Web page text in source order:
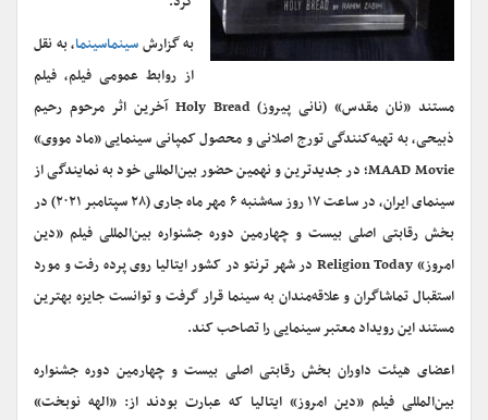
به گزارشسینماسینما، به نقل
از روابط عمومی فیلم، فیلم
مستند «نان مقدس» (نانی پیروز)Holy Bread آخرین اثر مرحوم رحیم
ذبیحی، به تهیه‌کنندگی تورج اصلانی و محصول کمپانی سینمایی «ماد مووی»
MAAD Movie؛ در جدیدترین و نهمین حضور بین‌المللی خود به نمایندگی از
سینمای ایران، در ساعت ۱۷ روز سه‌شنبه ۶ مهر ماه جاری (۲۸ سپتامبر ۲۰۲۱) در
بخش رقابتی اصلی بیست و چهارمین دوره جشنواره بین‌المللی فیلم «‌دین
امروز»Religion Today در شهر ترنتو در کشور ایتالیا روی پرده رفت و مورد
استقبال تماشاگران و علاقه‌مندان به سینما قرار گرفت و توانست جایزه بهترین
مستند این رویداد معتبر سینمایی را تصاحب کند.
اعضای هیئت داوران بخش رقابتی اصلی بیست و چهارمین دوره جشنواره
بین‌المللی فیلم «‌دین امروز» ایتالیا که عبارت بودند از: «الهه نوبخت»